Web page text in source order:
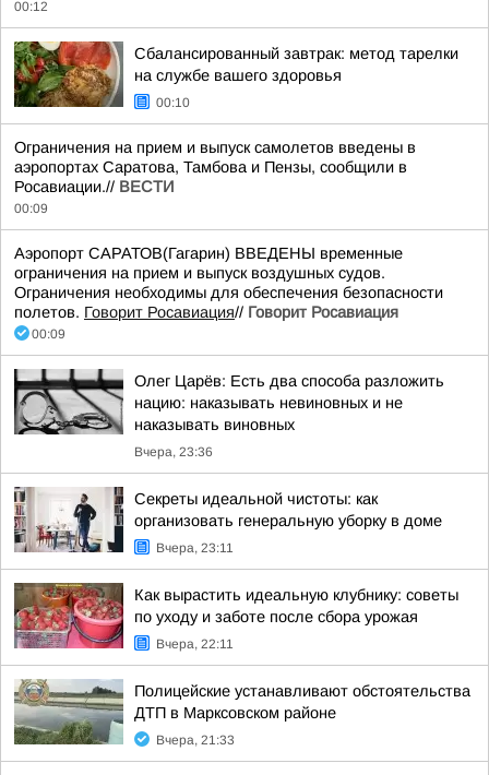
00:12
Сбалансированный завтрак: метод тарелки
на службе вашего здоровья
00:10
Ограничения на прием и выпуск самолетов введены в
аэропортах Саратова, Тамбова и Пензы, сообщили в
Росавиации.// ВЕСТИ
00:09
Аэропорт САРАТОВ(Гагарин) ВВЕДЕНЫ временные
ограничения на прием и выпуск воздушных судов.
Ограничения необходимы для обеспечения безопасности
полетов. Говорит Росавиация// Говорит Росавиация
00:09
Олег Царёв: Есть два способа разложить
нацию: наказывать невиновных и не
наказывать виновных
Вчера, 23:36
Секреты идеальной чистоты: как
организовать генеральную уборку в доме
Вчера, 23:11
Как вырастить идеальную клубнику: советы
по уходу и заботе после сбора урожая
Вчера, 22:11
Полицейские устанавливают обстоятельства
ДТП в Марксовском районе
Вчера, 21:33